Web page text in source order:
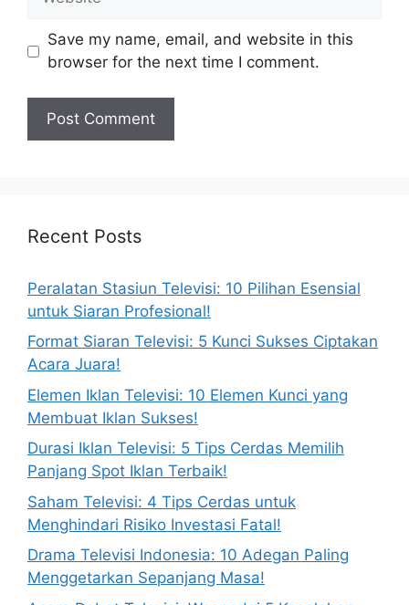
Save my name, email, and website in this
browser for the next time I comment.
Recent Posts
Peralatan Stasiun Televisi: 10 Pilihan Esensial
untuk Siaran Profesional!
Format Siaran Televisi: 5 Kunci Sukses Ciptakan
Acara Juara!
Elemen Iklan Televisi: 10 Elemen Kunci yang
Membuat Iklan Sukses!
Durasi Iklan Televisi: 5 Tips Cerdas Memilih
Panjang Spot Iklan Terbaik!
Saham Televisi: 4 Tips Cerdas untuk
Menghindari Risiko Investasi Fatal!
Drama Televisi Indonesia: 10 Adegan Paling
Menggetarkan Sepanjang Masa!